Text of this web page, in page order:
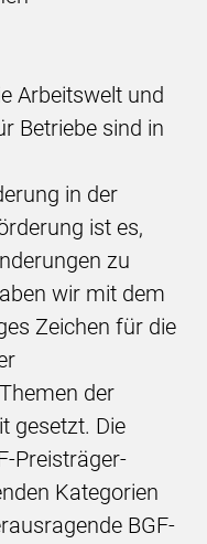
Arbeitswelt und
Betriebe sind in
in der
ist es,
zu
wir mit dem
Zeichen für die
der
gesetzt. Die
Preisträger-
Kategorien
BGF-